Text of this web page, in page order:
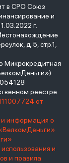
в СРО Союз
и
г.
д.5, стр.1,
Микрокредитная
реестре
от
и информация о
и
и правила